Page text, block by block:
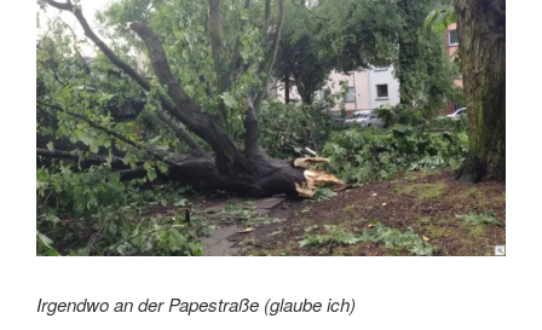
Irgendwo an der Papestraße (glaube ich)